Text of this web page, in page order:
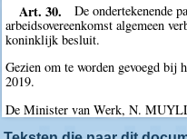
Art. 30.
De ondertekenende
arbeidsovereenkomst algemeen
koninklijk besluit.
Gezien om te worden gevoegd
2019.
De Minister van Werk, N.